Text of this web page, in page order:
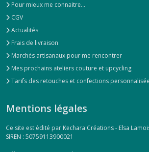
Pour mieux me connaitre...
CGV
Actualités
Frais de livraison
Marchés artisanaux pour me rencontrer
Mes prochains ateliers couture et upcycling
Tarifs des retouches et confections
Mentions légales
Ce site est édité par Kechara Créations - Elsa
SIREN : 50759113900021